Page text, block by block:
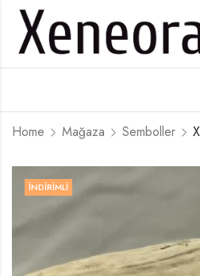
Home Mağaza Semboller
İNDIRIMLI